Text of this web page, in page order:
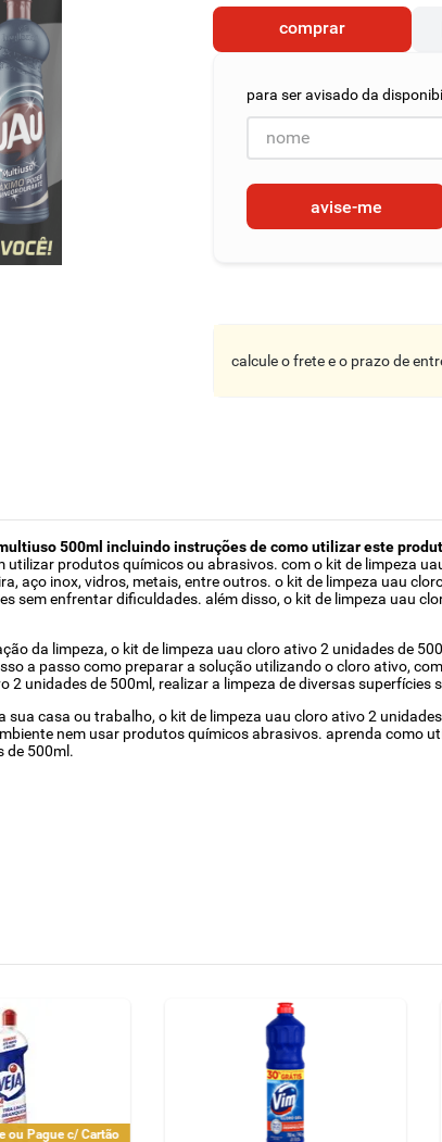
comprar
avise-me
calcule o frete e o prazo de
500ml incluindo instruções de como utilizar este
produtos químicos ou abrasivos. com o kit de limpeza
aço inox, vidros, metais, entre outros. o kit de limpeza uau
sem enfrentar dificuldades. além disso, o kit de limpeza uau
da limpeza, o kit de limpeza uau cloro ativo 2 unidades de
a passo como preparar a solução utilizando o cloro ativo,
unidades de 500ml, realizar a limpeza de diversas superfícies
casa ou trabalho, o kit de limpeza uau cloro ativo 2
nem usar produtos químicos abrasivos. aprenda como
de 500ml.
ou Pague c/ Cartão